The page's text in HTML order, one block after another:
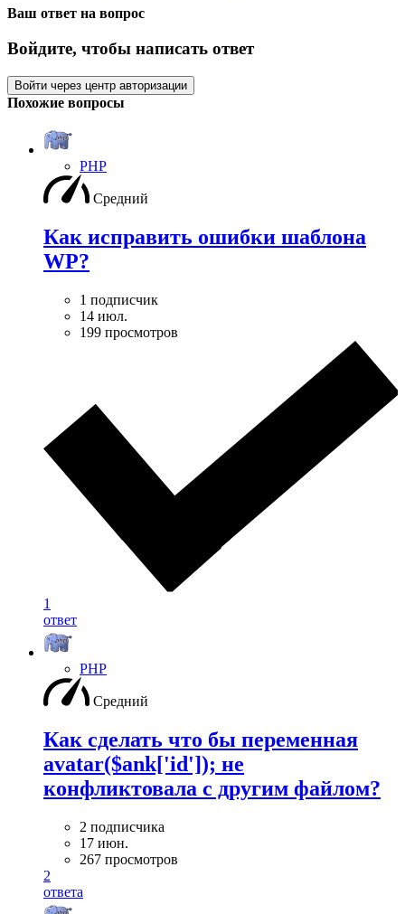
Ваш ответ на вопрос
Войдите, чтобы написать ответ
Войти через центр авторизации
Похожие вопросы
PHP
Средний
Как исправить ошибки шаблона
WP?
1 подписчик
14 июл.
199 просмотров
1
ответ
PHP
Средний
Как сделать что бы переменная
avatar($ank['id']); не
конфликтовала с другим файлом?
2 подписчика
17 июн.
267 просмотров
2
ответа